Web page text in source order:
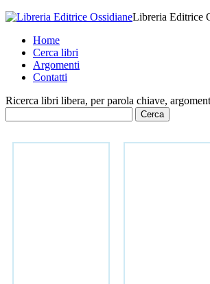
Libreria Editrice
Home
Cerca libri
Argomenti
Contatti
Ricerca libri libera, per parola chiave,